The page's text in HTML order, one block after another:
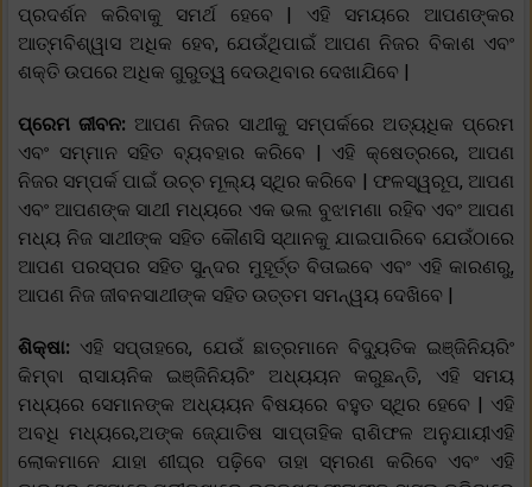
ପ୍ରଦର୍ଶନ କରିବାକୁ ସମର୍ଥ ହେବେ | ଏହି ସମୟରେ ଆପଣଙ୍କର
ଆତ୍ମବିଶ୍ୱାସ ଅଧିକ ହେବ, ଯେଉଁଥିପାଇଁ ଆପଣ ନିଜର ବିକାଶ ଏବଂ
ଶକ୍ତି ଉପରେ ଅଧିକ ଗୁରୁତ୍ୱ ଦେଉଥିବାର ଦେଖାଯିବେ |
ପ୍ରେମ ଜୀବନ: ଆପଣ ନିଜର ସାଥୀକୁ ସମ୍ପର୍କରେ ଅତ୍ୟଧିକ ପ୍ରେମ
ଏବଂ ସମ୍ମାନ ସହିତ ବ୍ୟବହାର କରିବେ | ଏହି କ୍ଷେତ୍ରରେ, ଆପଣ
ନିଜର ସମ୍ପର୍କ ପାଇଁ ଉଚ୍ଚ ମୂଲ୍ୟ ସ୍ଥିର କରିବେ | ଫଳସ୍ୱରୂପ, ଆପଣ
ଏବଂ ଆପଣଙ୍କ ସାଥୀ ମଧ୍ୟରେ ଏକ ଭଲ ବୁଝାମଣା ରହିବ ଏବଂ ଆପଣ
ମଧ୍ୟ ନିଜ ସାଥୀଙ୍କ ସହିତ କୌଣସି ସ୍ଥାନକୁ ଯାଇପାରିବେ ଯେଉଁଠାରେ
ଆପଣ ପରସ୍ପର ସହିତ ସୁନ୍ଦର ମୁହୂର୍ତ୍ତ ବିତାଇବେ ଏବଂ ଏହି କାରଣରୁ,
ଆପଣ ନିଜ ଜୀବନସାଥୀଙ୍କ ସହିତ ଉତ୍ତମ ସମନ୍ୱୟ ଦେଖିବେ |
ଶିକ୍ଷା: ଏହି ସପ୍ତାହରେ, ଯେଉଁ ଛାତ୍ରମାନେ ବିଦ୍ୟୁତିକ ଇଞ୍ଜିନିୟରିଂ
କିମ୍ବା ରାସାୟନିକ ଇଞ୍ଜିନିୟରିଂ ଅଧ୍ୟୟନ କରୁଛନ୍ତି, ଏହି ସମୟ
ମଧ୍ୟରେ ସେମାନଙ୍କ ଅଧ୍ୟୟନ ବିଷୟରେ ବହୁତ ସ୍ଥିର ହେବେ | ଏହି
ଅବଧି ମଧ୍ୟରେ,ଅଙ୍କ ଜ୍ଯୋତିଷ ସାପ୍ତାହିକ ରାଶିଫଳ ଅନୁଯାୟୀଏହି
ଲୋକମାନେ ଯାହା ଶୀଘ୍ର ପଢ଼ିବେ ତାହା ସ୍ମରଣ କରିବେ ଏବଂ ଏହି